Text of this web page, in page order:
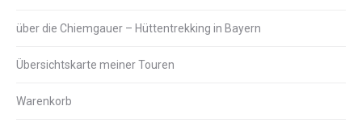
über die Chiemgauer – Hüttentrekking in Bayern
Übersichtskarte meiner Touren
Warenkorb